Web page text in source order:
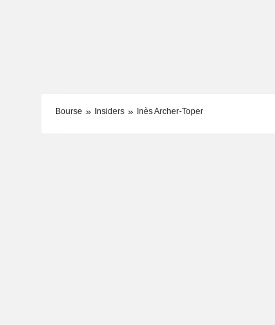
Bourse Insiders Inès Archer-Toper